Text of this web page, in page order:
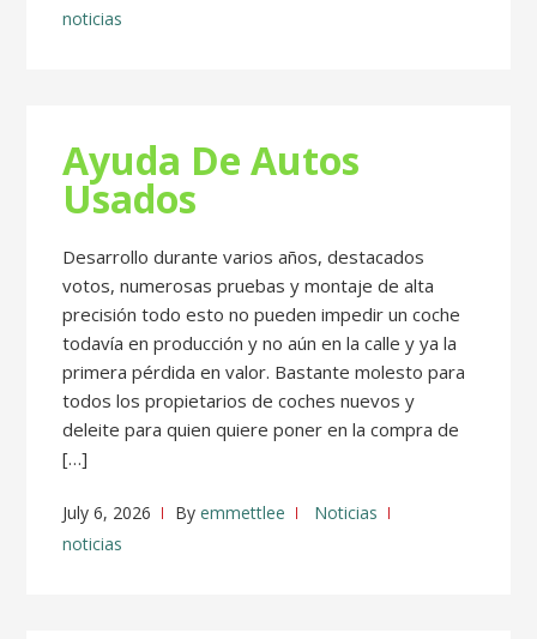
noticias
Ayuda De Autos
Usados
Desarrollo durante varios años, destacados
votos, numerosas pruebas y montaje de alta
precisión todo esto no pueden impedir un coche
todavía en producción y no aún en la calle y ya la
primera pérdida en valor. Bastante molesto para
todos los propietarios de coches nuevos y
deleite para quien quiere poner en la compra de
[…]
July 6, 2026 Byemmettlee
Noticias
noticias